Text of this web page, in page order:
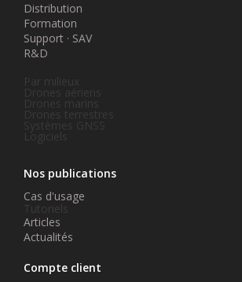
Distribution
Formation
Support · SAV
R&D
Drones aériens
Drones marins
Drones terrestres
Systèmes GNSS
Logiciels
Nos publications
Cas d'usage
Tutoriels
Articles
Actualités
Compte client